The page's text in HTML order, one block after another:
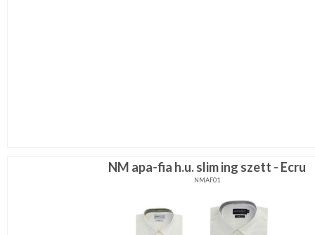
NM apa-fia h.u. slim ing szett - Ecru
NMAF01